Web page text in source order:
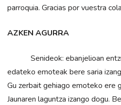
parroquia. Gracias por vuestra
AZKEN AGURRA
Senideok: ebanjelioan
edateko emoteak bere saria
Gu zerbait gehiago emoteko ere
Jaunaren laguntza izango dogu.